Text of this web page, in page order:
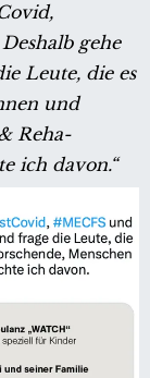
gehe
Leute, die es
und
Reha-
ich davon.“